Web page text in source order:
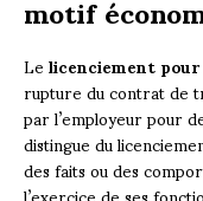
Lelicenciement
rupture du contrat de
par l’employeur pour
distingue du
des faits ou des